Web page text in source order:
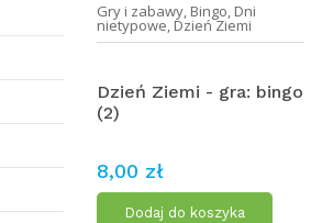
Gry i zabawy, Bingo, Dni
nietypowe, Dzień Ziemi
Dzień Ziemi - gra: bingo
(2)
8,00 zł
Dodaj do koszyka